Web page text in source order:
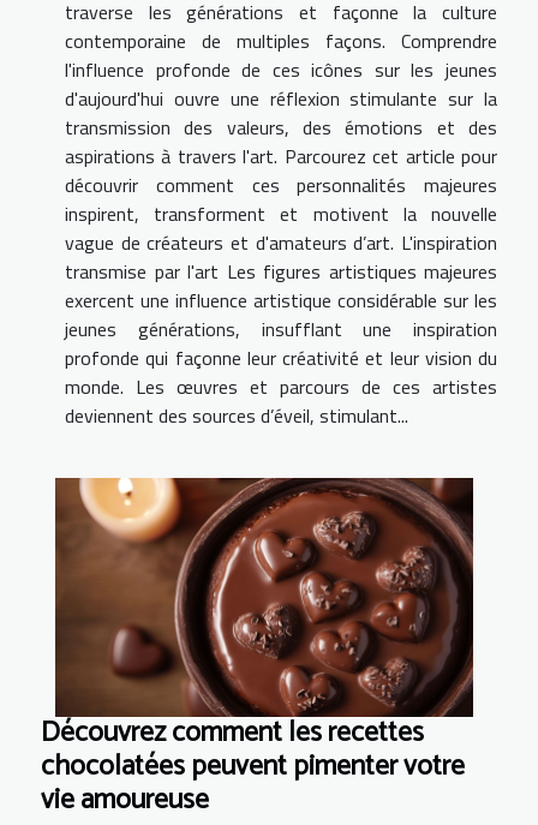
traverse les générations et façonne la culture
contemporaine de multiples façons. Comprendre
l'influence profonde de ces icônes sur les jeunes
d'aujourd'hui ouvre une réflexion stimulante sur la
transmission des valeurs, des émotions et des
aspirations à travers l'art. Parcourez cet article pour
découvrir comment ces personnalités majeures
inspirent, transforment et motivent la nouvelle
vague de créateurs et d'amateurs d’art. L'inspiration
transmise par l'art Les figures artistiques majeures
exercent une influence artistique considérable sur les
jeunes générations, insufflant une inspiration
profonde qui façonne leur créativité et leur vision du
monde. Les œuvres et parcours de ces artistes
deviennent des sources d’éveil, stimulant...
Découvrez comment les recettes
chocolatées peuvent pimenter votre
vie amoureuse